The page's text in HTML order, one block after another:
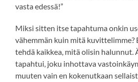
vasta edessä!”
Miksi sitten itse tapahtuma onkin
vähemmän kuin mitä kuvittelimme?
tehdä kaikkea, mitä olisin halunnut.
tapahtui, joku inhottava
muuten vain en kokenutkaan